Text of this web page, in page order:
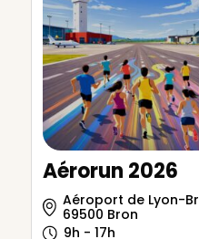
Aérorun 2026
Aéroport de Lyon-
69500 Bron
9h - 17h